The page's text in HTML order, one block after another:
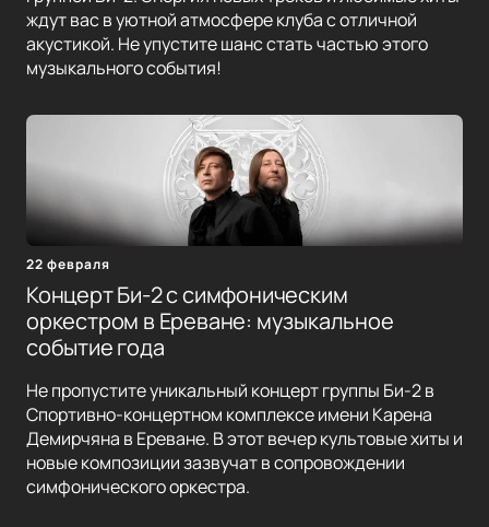
ждут вас в уютной атмосфере клуба с отличной
акустикой. Не упустите шанс стать частью этого
музыкального события!
22 февраля
Концерт Би-2 с симфоническим
оркестром в Ереване: музыкальное
событие года
Не пропустите уникальный концерт группы Би-2 в
Спортивно-концертном комплексе имени Карена
Демирчяна в Ереване. В этот вечер культовые хиты и
новые композиции зазвучат в сопровождении
симфонического оркестра.